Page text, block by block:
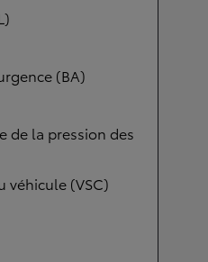
(BA)
de la pression des
véhicule (VSC)